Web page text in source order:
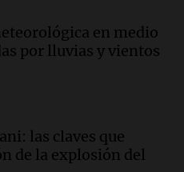
"Construyeron un
de panificados
en medio
por lluvias y vientos
las claves que
de la explosión del